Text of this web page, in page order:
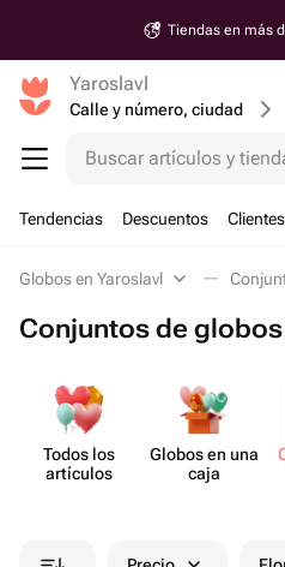
Tiendas en más
Yaroslavl
Calle y número, ciudad
Buscar artículos y
Tendencias Descuentos
Globos en Yaroslavl
Conjuntos de
Todos los
artículos
Globos en una
caja